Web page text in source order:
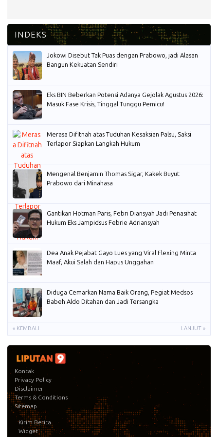
Jokowi Disebut Tak Puas dengan Prabowo, jadi Alasan
Bangun Kekuatan Sendiri
Eks BIN Beberkan Potensi Adanya Gejolak Agustus 2026:
Masuk Fase Krisis, Tinggal Tunggu Pemicu!
Merasa Difitnah atas Tuduhan Kesaksian Palsu, Saksi
Terlapor Siapkan Langkah Hukum
Mengenal Benjamin Thomas Sigar, Kakek Buyut
Prabowo dari Minahasa
Gantikan Hotman Paris, Febri Diansyah Jadi Penasihat
Hukum Eks Jampidsus Febrie Adriansyah
Dea Anak Pejabat Gayo Lues yang Viral Flexing Minta
Maaf, Akui Salah dan Hapus Unggahan
Diduga Cemarkan Nama Baik Orang, Pegiat Medsos
Babeh Aldo Ditahan dan Jadi Tersangka
« KEMBALI LANJUT »
Kontak
Privacy Policy
Disclaimer
Terms & Conditions
Sitemap
Kirim Berita
Widget